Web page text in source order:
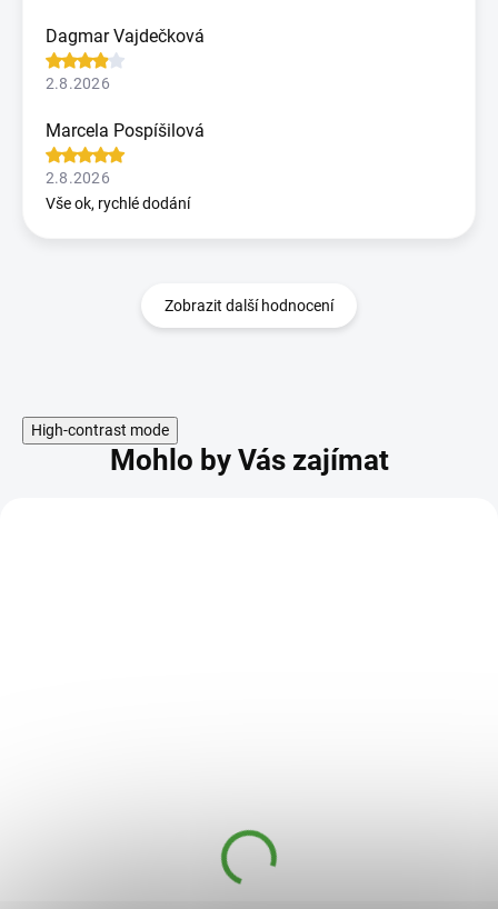
Dagmar Vajdečková
2.8.2026
Marcela Pospíšilová
2.8.2026
Vše ok, rychlé dodání
Zobrazit další hodnocení
High-contrast mode
Mohlo by Vás zajímat
SKLADEM